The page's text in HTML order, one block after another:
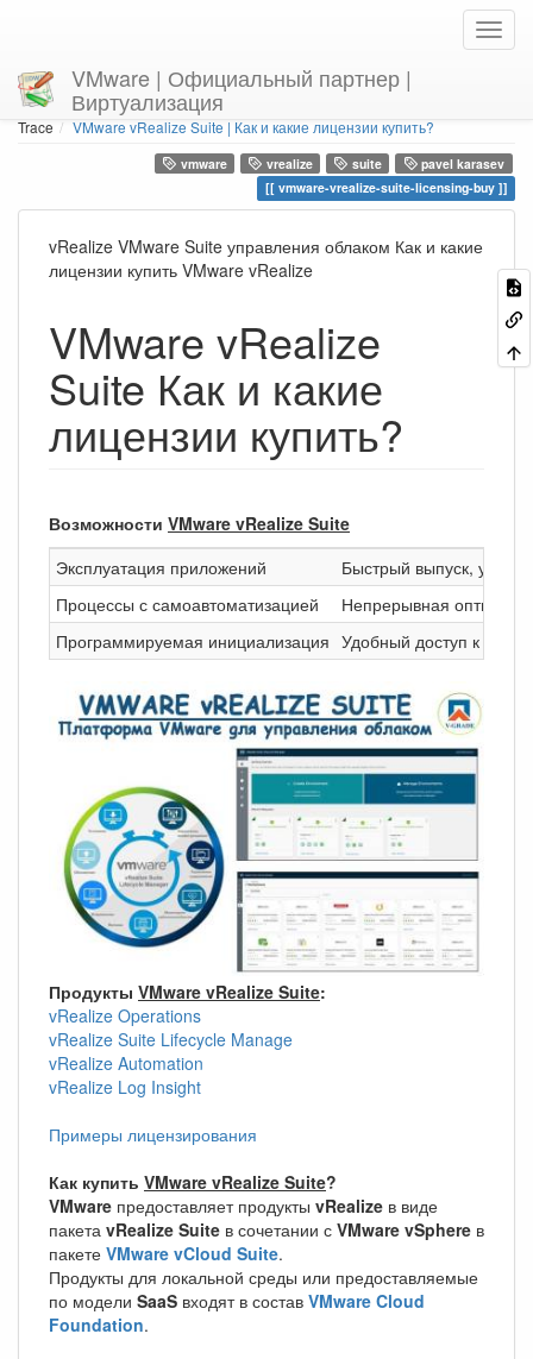
VMware | Официальный партнер |
Виртуализация
You are here
Home
Trace
VMware vRealize Suite | Как и какие лицензии купить?
vmware vrealize suite
pavel karasev
vmware-vrealize-suite-licensing-buy
vRealize VMware Suite управления облаком Как и какие
лицензии купить VMware vRealize
VMware vRealize
Suite Как и какие
лицензии купить?
Возможности VMware vRealize Suite
Эксплуатация приложений
Быстрый выпуск,
Процессы с самоавтоматизацией
Непрерывная
Программируемая инициализация Удобный доступ к
Продукты VMware vRealize Suite:
vRealize Operations
vRealize Suite Lifecycle Manage
vRealize Automation
vRealize Log Insight
Примеры лицензирования
Как купить VMware vRealize Suite?
VMware предоставляет продукты vRealize в виде
пакета vRealize Suite в сочетании с VMware vSphere в
пакете VMware vCloud Suite.
Продукты для локальной среды или предоставляемые
по модели SaaS входят в состав VMware Cloud
Foundation.